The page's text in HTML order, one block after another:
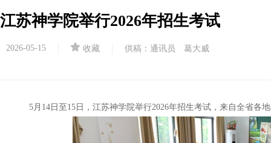
江苏神学院举行2026年招生考试
2026-05-15 收藏 供稿：通讯员 葛大威
5月14日至15日，江苏神学院举行2026年招生考试，来自全省各